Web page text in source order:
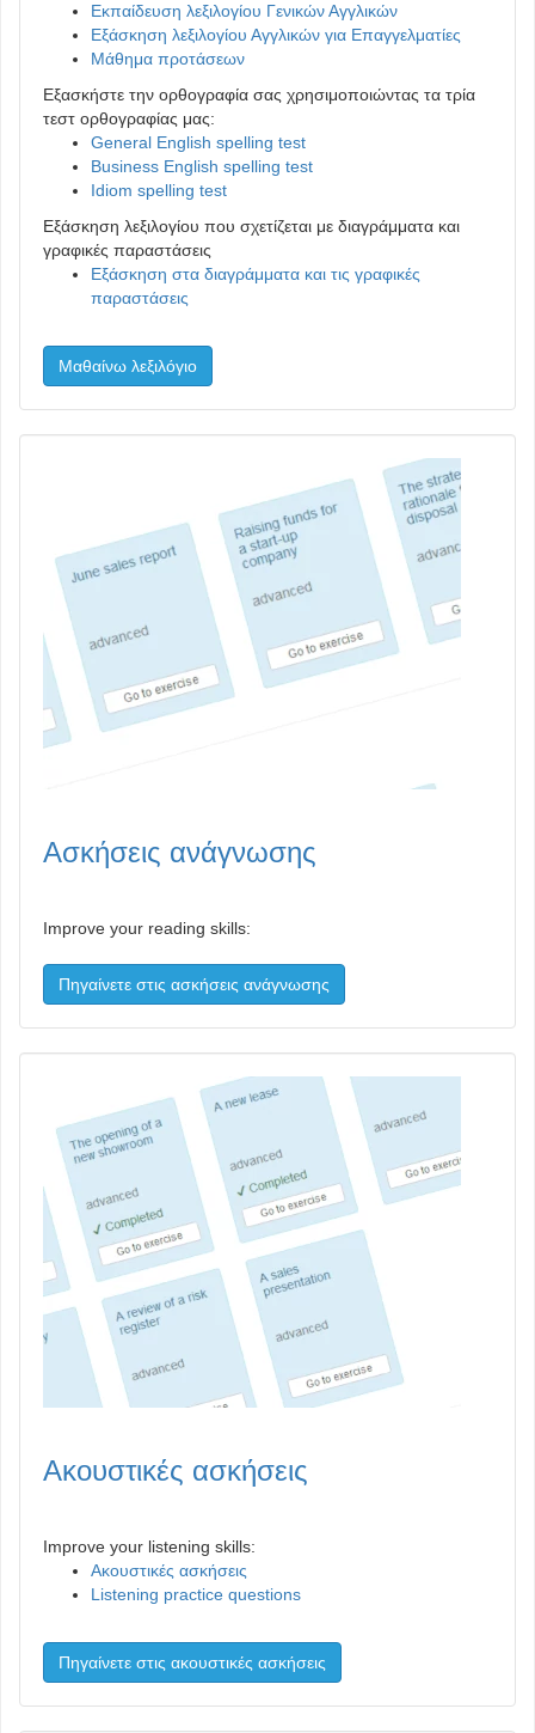
Εκπαίδευση λεξιλογίου Γενικών Αγγλικών
Εξάσκηση λεξιλογίου Αγγλικών για Επαγγελματίες
Μάθημα προτάσεων
Εξασκήστε την ορθογραφία σας χρησιμοποιώντας τα τρία
τεστ ορθογραφίας μας:
General English spelling test
Business English spelling test
Idiom spelling test
Εξάσκηση λεξιλογίου που σχετίζεται με διαγράμματα και
γραφικές παραστάσεις
Εξάσκηση στα διαγράμματα και τις γραφικές
παραστάσεις
Μαθαίνω λεξιλόγιο
Ασκήσεις ανάγνωσης
Improve your reading skills:
Πηγαίνετε στις ασκήσεις ανάγνωσης
Ακουστικές ασκήσεις
Improve your listening skills:
Ακουστικές ασκήσεις
Listening practice questions
Πηγαίνετε στις ακουστικές ασκήσεις